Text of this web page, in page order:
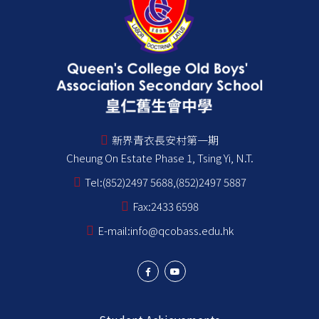
新界青衣長安村第一期
Cheung On Estate Phase 1, Tsing Yi, N.T.
Tel:(852)2497 5688,(852)2497 5887
Fax:2433 6598
E-mail:info@qcobass.edu.hk